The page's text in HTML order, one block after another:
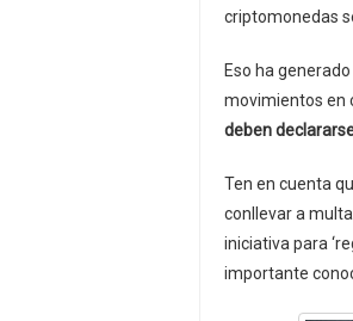
criptomonedas
Eso ha
movimientos en
deben
Ten en cuenta
conllevar a
iniciativa para
importante